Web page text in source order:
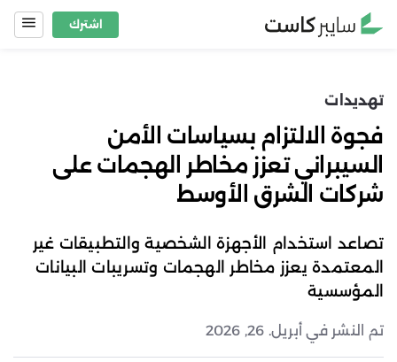
Skip
اشترك
تهديدات
فجوة الالتزام بسياسات الأمن
السيبراني تعزز مخاطر الهجمات على
شركات الشرق الأوسط
تصاعد استخدام الأجهزة الشخصية والتطبيقات غير
المعتمدة يعزز مخاطر الهجمات وتسريبات البيانات
المؤسسية
تم النشر في أبريل. 26, 2026